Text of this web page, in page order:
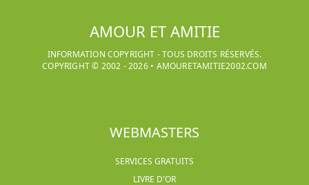
AMOUR ET AMITIE
INFORMATION COPYRIGHT - TOUS DROITS RÉSERVÉS.
COPYRIGHT © 2002 -2026• AMOURETAMITIE2002.COM
WEBMASTERS
SERVICES GRATUITS
LIVRE D'OR